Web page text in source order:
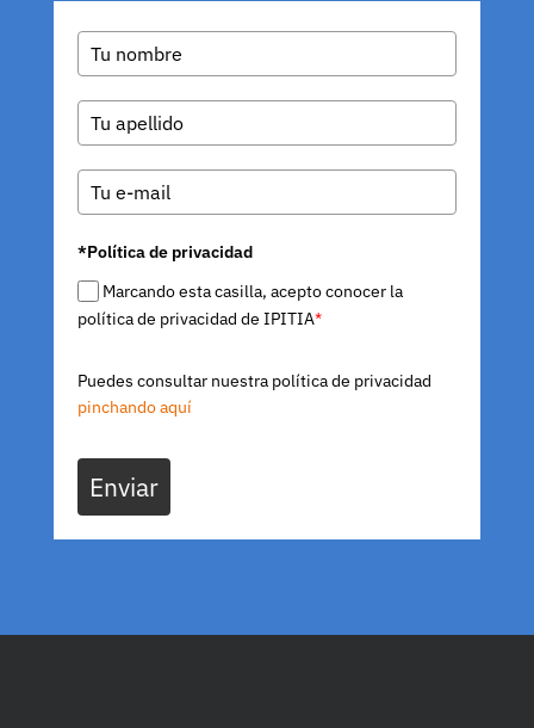
*Política de privacidad
Marcando esta casilla, acepto conocer la
política de privacidad de IPITIA*
Puedes consultar nuestra política de privacidad
pinchando aquí
Enviar